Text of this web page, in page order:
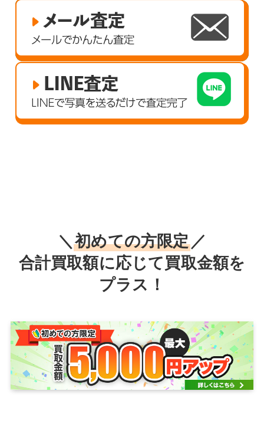
＼初めての方限定／
合計買取額に応じて買取金額を
プラス！